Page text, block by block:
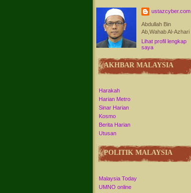
ustazcyber.com
Abdullah Bin
Ab,Wahab Al-Azhari
Lihat profil lengkap
saya
AKHBAR MALAYSIA
Harakah
Harian Metro
Sinar Harian
Kosmo
Berita Harian
Utusan
POLITIK MALAYSIA
Malaysia Today
UMNO online